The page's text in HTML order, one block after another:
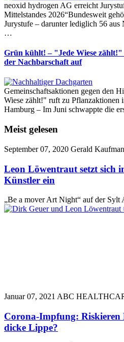
neoxid hydrogen AG erreicht
Mittelstandes 2026“Bundesweit
Jurystufe – darunter lediglich 56 aus
…
Grün kühlt! – "Jede Wiese
der Nachbarschaft auf
Gemeinschaftsaktionen gegen den
Wiese zählt!" ruft zu Pflanzaktionen
Hamburg – Im Juni schwappte die
Meist gelesen
September 07, 2020 Gerald
Leon Löwentraut setzt sich
Künstler ein
„Be a mover Art Night“ auf der
Januar 07, 2021 ABC
Corona-Impfung: Riskieren
dicke Lippe?